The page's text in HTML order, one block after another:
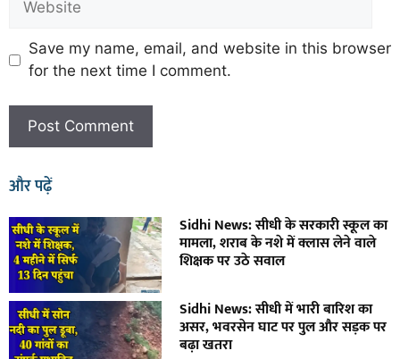
Save my name, email, and website in this browser
for the next time I comment.
और पढ़ें
Sidhi News: सीधी के सरकारी स्कूल का
मामला, शराब के नशे में क्लास लेने वाले
शिक्षक पर उठे सवाल
Sidhi News: सीधी में भारी बारिश का
असर, भवरसेन घाट पर पुल और सड़क पर
बढ़ा खतरा